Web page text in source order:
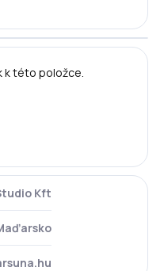
k této položce.
Kft